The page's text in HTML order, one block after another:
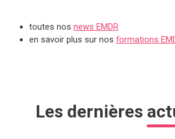
toutes nos news EMDR
en savoir plus sur nos formations
Les dernières